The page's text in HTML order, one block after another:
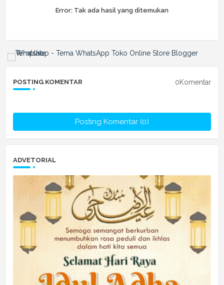
Error: Tak ada hasil yang ditemukan
POSTING KOMENTAR 0Komentar
Posting Komentar (0)
ADVETORIAL